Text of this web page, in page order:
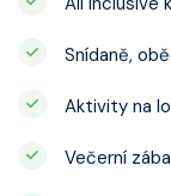
Snídaně,
Aktivity na
Večerní